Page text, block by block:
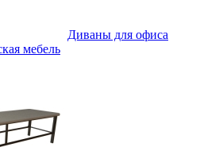
Диваны для офиса
мебель